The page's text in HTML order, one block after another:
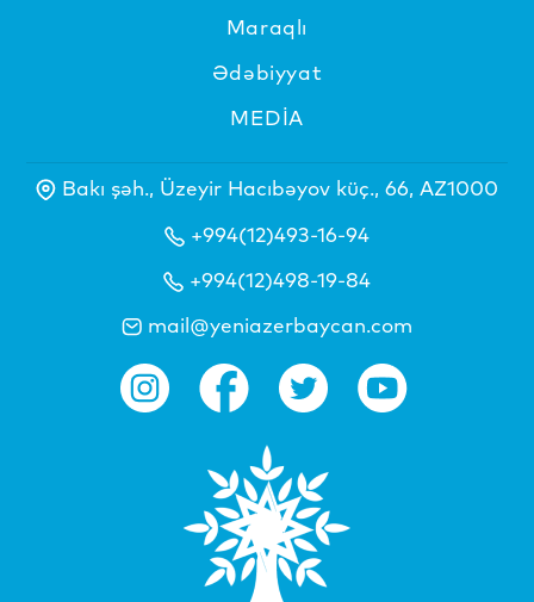
Maraqlı
Ədəbiyyat
MEDİA
Bakı şəh., Üzeyir Hacıbəyov küç., 66, AZ1000
+994(12)493-16-94
+994(12)498-19-84
mail@yeniazerbaycan.com